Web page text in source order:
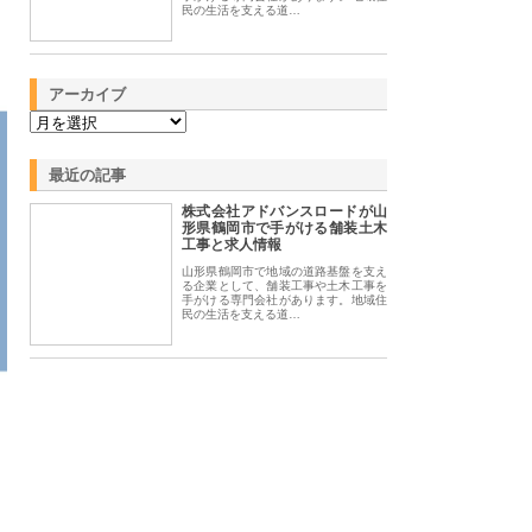
民の生活を支える道…
アーカイブ
最近の記事
株式会社アドバンスロードが山
形県鶴岡市で手がける舗装土木
工事と求人情報
山形県鶴岡市で地域の道路基盤を支え
る企業として、舗装工事や土木工事を
手がける専門会社があります。地域住
民の生活を支える道…